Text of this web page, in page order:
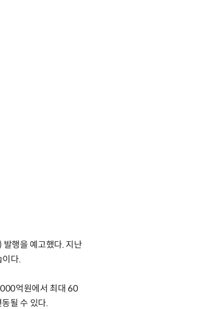
행을 예고했다. 지난
이다.
억원에서 최대 60
될 수 있다.